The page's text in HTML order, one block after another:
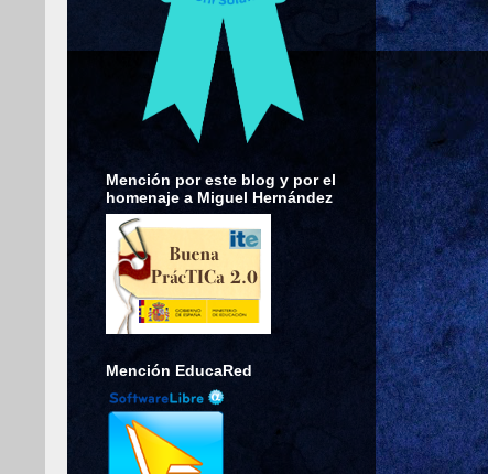
Mención por este blog y por el
homenaje a Miguel Hernández
Mención EducaRed